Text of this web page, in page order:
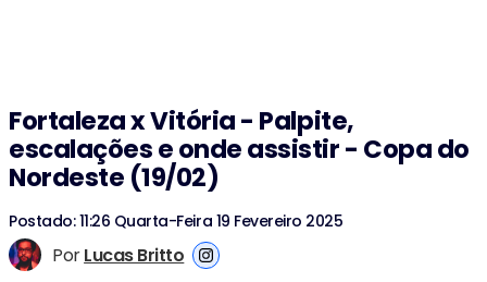
Fortaleza x Vitória - Palpite,
escalações e onde assistir - Copa do
Nordeste (19/02)
PorLucas Britto
Postado: 11:26 Quarta-Feira 19 Fevereiro 2025